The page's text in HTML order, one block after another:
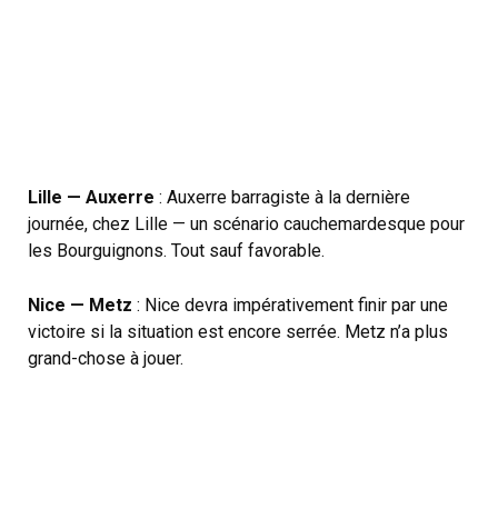
Lille — Auxerre : Auxerre barragiste à la dernière
journée, chez Lille — un scénario cauchemardesque pour
les Bourguignons. Tout sauf favorable.
Nice — Metz : Nice devra impérativement finir par une
victoire si la situation est encore serrée. Metz n’a plus
grand-chose à jouer.